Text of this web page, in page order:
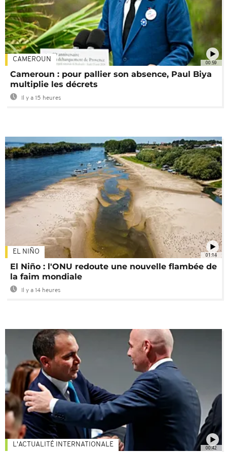
00:59
CAMEROUN
Cameroun : pour pallier son absence, Paul Biya
multiplie les décrets
Il y a 15 heures
01:14
EL NIÑO
El Niño : l'ONU redoute une nouvelle flambée de
la faim mondiale
Il y a 14 heures
00:42
L'ACTUALITÉ INTERNATIONALE